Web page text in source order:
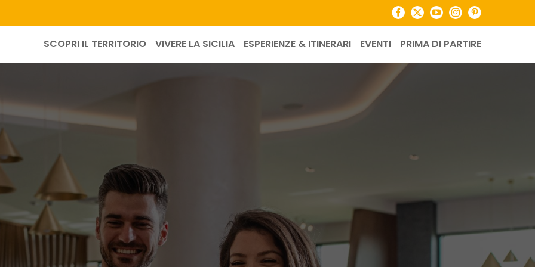
Facebook
X YouTubeInstagramPinterest
SCOPRI IL TERRITORIO VIVERE LA SICILIA ESPERIENZE & ITINERARI EVENTI PRIMA DI PARTIRE